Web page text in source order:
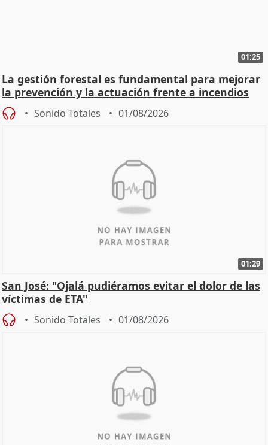
01:25
La gestión forestal es fundamental para mejorar
la prevención y la actuación frente a incendios
Sonido Totales 01/08/2026
01:29
San José: "Ojalá pudiéramos evitar el dolor de las
víctimas de ETA"
Sonido Totales 01/08/2026